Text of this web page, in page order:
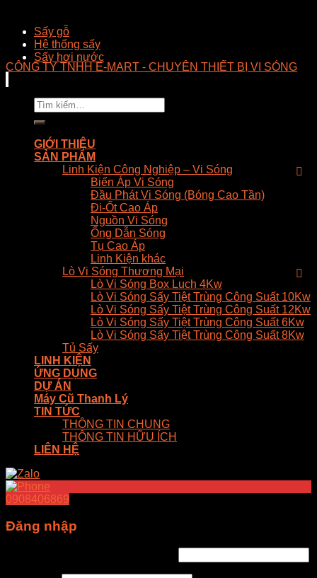
Sấy gỗ
Hệ thống sấy
Sấy hơi nước
CÔNG TY TNHH E-MART - CHUYÊN THIẾT BỊ VI SÓNG
Tìm
kiếm:
GIỚI THIỆU
SẢN PHẨM
Linh Kiện Công Nghiệp – Vi Sóng
Biến Áp Vi Sóng
Đầu Phát Vi Sóng (Bóng Cao Tần)
Đi-Ốt Cao Áp
Nguồn Vi Sóng
Ống Dẫn Sóng
Tụ Cao Áp
Linh Kiện khác
Lò Vi Sóng Thương Mại
Lò Vi Sóng Box Luch 4Kw
Lò Vi Sóng Sấy Tiệt Trùng Công Suất 10Kw
Lò Vi Sóng Sấy Tiệt Trùng Công Suất 12Kw
Lò Vi Sóng Sấy Tiệt Trùng Công Suất 6Kw
Lò Vi Sóng Sấy Tiệt Trùng Công Suất 8Kw
Tủ Sấy
LINH KIỆN
ỨNG DỤNG
DỰ ÁN
Máy Cũ Thanh Lý
TIN TỨC
THÔNG TIN CHUNG
THÔNG TIN HỮU ÍCH
LIÊN HỆ
0908406869
Đăng nhập